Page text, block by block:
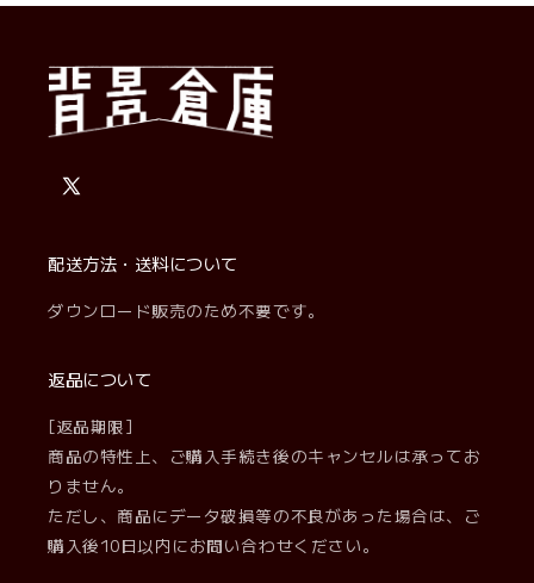
X
配送方法・送料について
ダウンロード販売のため不要です。
返品について
[返品期限]
商品の特性上、ご購入手続き後のキャンセルは承ってお
りません。
ただし、商品にデータ破損等の不良があった場合は、ご
購入後10日以内にお問い合わせください。